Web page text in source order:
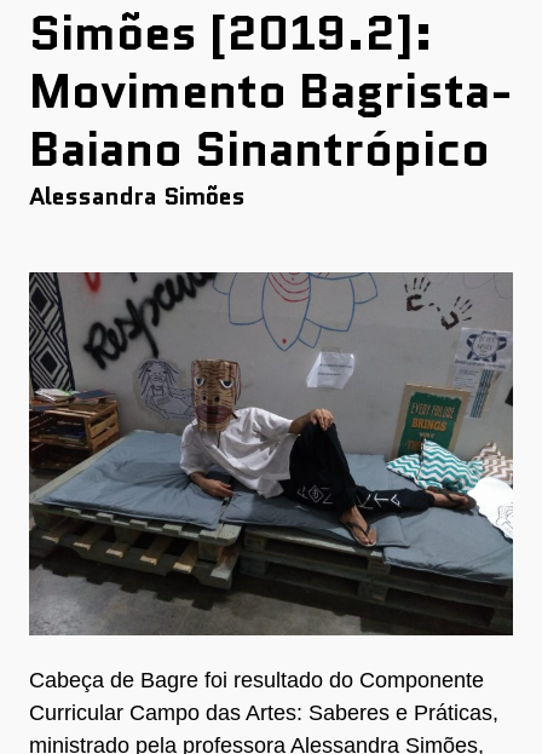
Simões [2019.2]:
Movimento Bagrista-
Baiano Sinantrópico
Alessandra Simões
Cabeça de Bagre foi resultado do Componente
Curricular Campo das Artes: Saberes e Práticas,
ministrado pela professora Alessandra Simões,